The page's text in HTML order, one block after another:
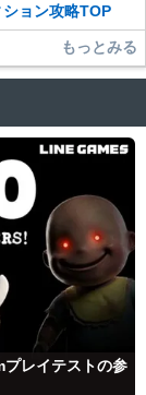
ョン攻略TOP
もっとみる
レイテストの参